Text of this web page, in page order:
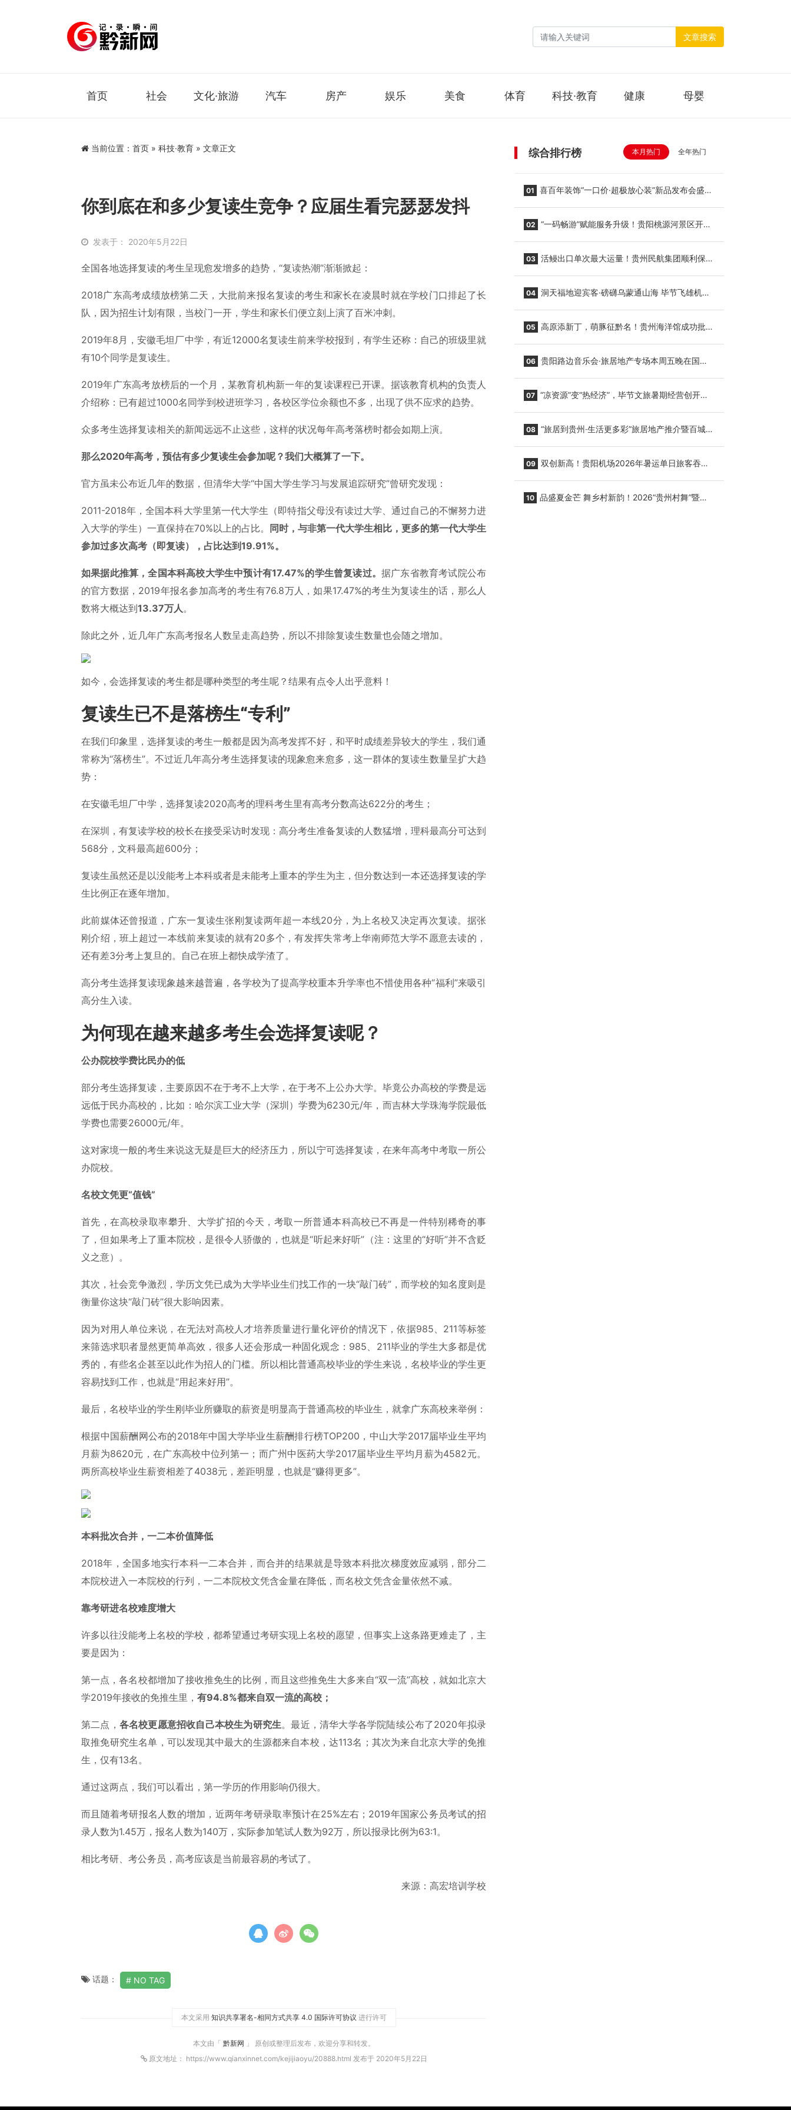
文章搜索
首页 社会 文化·旅游 汽车 房产 娱乐 美食 体育 科技·教育 健康 母婴
当前位置： 首页 » 科技·教育 » 文章正文
你到底在和多少复读生竞争？应届生看完瑟瑟发抖
发表于： 2020年5月22日
全国各地选择复读的考生呈现愈发增多的趋势，“复读热潮”渐渐掀起：
2018广东高考成绩放榜第二天，大批前来报名复读的考生和家长在凌晨时就在学校门口排起了长
队，因为招生计划有限，当校门一开，学生和家长们便立刻上演了百米冲刺。
2019年8月，安徽毛坦厂中学，有近12000名复读生前来学校报到，有学生还称：自己的班级里就
有10个同学是复读生。
2019年广东高考放榜后的一个月，某教育机构新一年的复读课程已开课。据该教育机构的负责人
介绍称：已有超过1000名同学到校进班学习，各校区学位余额也不多，出现了供不应求的趋势。
众多考生选择复读相关的新闻远远不止这些，这样的状况每年高考落榜时都会如期上演。
那么2020年高考，预估有多少复读生会参加呢？我们大概算了一下。
官方虽未公布近几年的数据，但清华大学“中国大学生学习与发展追踪研究”曾研究发现：
2011-2018年，全国本科大学里第一代大学生（即特指父母没有读过大学、通过自己的不懈努力进
入大学的学生）一直保持在70%以上的占比。
同时，与非第一代大学生相比，更多的第一代大学生
参加过多次高考（即复读），占比达到19.91%。
如果据此推算，全国本科高校大学生中预计有17.47%的学生曾复读过。 据广东省教育考试院公布
的官方数据，2019年报名参加高考的考生有76.8万人，如果17.47%的考生为复读生的话，那么人
数将大概达到13.37万人。
除此之外，近几年广东高考报名人数呈走高趋势，所以不排除复读生数量也会随之增加。
如今，会选择复读的考生都是哪种类型的考生呢？结果有点令人出乎意料！
复读生已不是落榜生“专利”
在我们印象里，选择复读的考生一般都是因为高考发挥不好，和平时成绩差异较大的学生，我们通
常称为“落榜生”。不过近几年高分考生选择复读的现象愈来愈多，这一群体的复读生数量呈扩大趋
势：
在安徽毛坦厂中学，选择复读2020高考的理科考生里有高考分数高达622分的考生；
在深圳，有复读学校的校长在接受采访时发现：高分考生准备复读的人数猛增，理科最高分可达到
568分，文科最高超600分；
复读生虽然还是以没能考上本科或者是未能考上重本的学生为主，但分数达到一本还选择复读的学
生比例正在逐年增加。
此前媒体还曾报道，广东一复读生张刚复读两年超一本线20分，为上名校又决定再次复读。据张
刚介绍，班上超过一本线前来复读的就有20多个，有发挥失常考上华南师范大学不愿意去读的，
还有差3分考上复旦的。自己在班上都快成学渣了。
高分考生选择复读现象越来越普遍，各学校为了提高学校重本升学率也不惜使用各种“福利”来吸引
高分生入读。
为何现在越来越多考生会选择复读呢？
公办院校学费比民办的低
部分考生选择复读，主要原因不在于考不上大学，在于考不上公办大学。毕竟公办高校的学费是远
远低于民办高校的，比如：哈尔滨工业大学（深圳）学费为6230元/年，而吉林大学珠海学院最低
学费也需要26000元/年。
这对家境一般的考生来说这无疑是巨大的经济压力，所以宁可选择复读，在来年高考中考取一所公
办院校。
名校文凭更“值钱”
首先，在高校录取率攀升、大学扩招的今天，考取一所普通本科高校已不再是一件特别稀奇的事
了，但如果考上了重本院校，是很令人骄傲的，也就是“听起来好听”（注：这里的“好听”并不含贬
义之意）。
其次，社会竞争激烈，学历文凭已成为大学毕业生们找工作的一块“敲门砖”，而学校的知名度则是
衡量你这块“敲门砖”很大影响因素。
因为对用人单位来说，在无法对高校人才培养质量进行量化评价的情况下，依据985、211等标签
来筛选求职者显然更简单高效，很多人还会形成一种固化观念：985、211毕业的学生大多都是优
秀的，有些名企甚至以此作为招人的门槛。所以相比普通高校毕业的学生来说，名校毕业的学生更
容易找到工作，也就是“用起来好用”。
最后，名校毕业的学生刚毕业所赚取的薪资是明显高于普通高校的毕业生，就拿广东高校来举例：
根据中国薪酬网公布的2018年中国大学毕业生薪酬排行榜TOP200，中山大学2017届毕业生平均
月薪为8620元，在广东高校中位列第一；而广州中医药大学2017届毕业生平均月薪为4582元。
两所高校毕业生薪资相差了4038元，差距明显，也就是“赚得更多”。
本科批次合并，一二本价值降低
2018年，全国多地实行本科一二本合并，而合并的结果就是导致本科批次梯度效应减弱，部分二
本院校进入一本院校的行列，一二本院校文凭含金量在降低，而名校文凭含金量依然不减。
靠考研进名校难度增大
许多以往没能考上名校的学校，都希望通过考研实现上名校的愿望，但事实上这条路更难走了，主
要是因为：
第一点，各名校都增加了接收推免生的比例，而且这些推免生大多来自“双一流”高校，就如北京大
学2019年接收的免推生里， 有94.8%都来自双一流的高校；
第二点， 各名校更愿意招收自己本校生为研究生。最近，清华大学各学院陆续公布了2020年拟录
取推免研究生名单，可以发现其中最大的生源都来自本校，达113名；其次为来自北京大学的免推
生，仅有13名。
通过这两点，我们可以看出，第一学历的作用影响仍很大。
而且随着考研报名人数的增加，近两年考研录取率预计在25%左右；2019年国家公务员考试的招
录人数为1.45万，报名人数为140万，实际参加笔试人数为92万，所以报录比例为63:1。
相比考研、考公务员，高考应该是当前最容易的考试了。
来源：高宏培训学校
话题： NO TAG
本文采用 知识共享署名-相同方式共享 4.0 国际许可协议 进行许可
本文由「 黔新网 」 原创或整理后发布，欢迎分享和转发。
原文地址： https://www.qianxinnet.com/kejijiaoyu/20888.html 发布于 2020年5月22日
综合排行榜 本月热门 全年热门
01 喜百年装饰“一口价·超极放心装”新品发布会盛大
02 “一码畅游”赋能服务升级！贵阳桃源河景区开
03 活鳗出口单次最大运量！贵州民航集团顺利保障
04 洞天福地迎宾客·磅礴乌蒙通山海 毕节飞雄机场
05 高原添新丁，萌豚征黔名！贵州海洋馆成功批量
06 贵阳路边音乐会·旅居地产专场本周五晚在国际
07 “凉资源”变“热经济”，毕节文旅暑期经营创开门
08 “旅居到贵州·生活更多彩”旅居地产推介暨百城千
09 双创新高！贵阳机场2026年暑运单日旅客吞吐
10 品盛夏金芒 舞乡村新韵！2026“贵州村舞”暨望